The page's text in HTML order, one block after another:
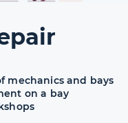
mechanics and bays
on a bay